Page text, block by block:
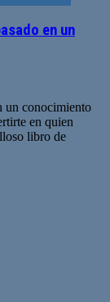
en un
un conocimiento
en quien
libro de